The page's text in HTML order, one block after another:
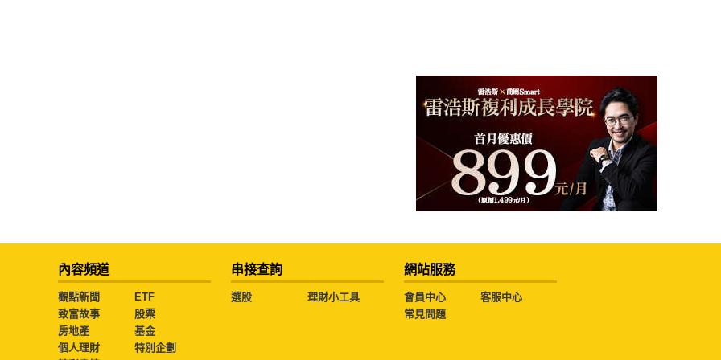
內容頻道
觀點新聞
ETF
致富故事
股票
房地產
基金
個人理財
特別企劃
串接查詢
選股 理財小工具
網站服務
會員中心
客服中心
常見問題